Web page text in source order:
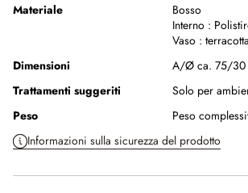
Materiale
Bosso
Interno :
Vaso : terracotta
Dimensioni
A/Ø ca. 75/30
Trattamenti suggeriti
Solo per
Peso
Peso
Informazioni sulla sicurezza del prodotto